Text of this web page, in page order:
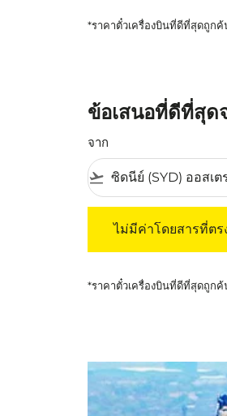
*ราคาตั๋วเครื่องบินที่ดีที่สุดถูก
ข้อเสนอที่ดีที่สุด
จาก
flight_takeoff
ไม่มีค่าโดยสารที่ต
*ราคาตั๋วเครื่องบินที่ดีที่สุดถูก